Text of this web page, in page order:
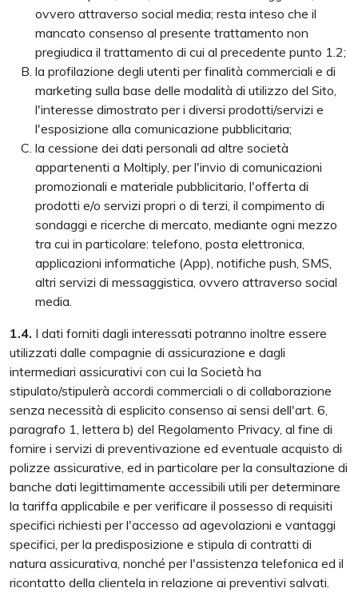
ovvero attraverso social media; resta inteso che il
mancato consenso al presente trattamento non
pregiudica il trattamento di cui al precedente punto 1.2;
la profilazione degli utenti per finalità commerciali e di
marketing sulla base delle modalità di utilizzo del Sito,
l'interesse dimostrato per i diversi prodotti/servizi e
l'esposizione alla comunicazione pubblicitaria;
la cessione dei dati personali ad altre società
appartenenti a Moltiply, per l'invio di comunicazioni
promozionali e materiale pubblicitario, l'offerta di
prodotti e/o servizi propri o di terzi, il compimento di
sondaggi e ricerche di mercato, mediante ogni mezzo
tra cui in particolare: telefono, posta elettronica,
applicazioni informatiche (App), notifiche push, SMS,
altri servizi di messaggistica, ovvero attraverso social
media.
1.4. I dati forniti dagli interessati potranno inoltre essere
utilizzati dalle compagnie di assicurazione e dagli
intermediari assicurativi con cui la Società ha
stipulato/stipulerà accordi commerciali o di collaborazione
senza necessità di esplicito consenso ai sensi dell'art. 6,
paragrafo 1, lettera b) del Regolamento Privacy, al fine di
fornire i servizi di preventivazione ed eventuale acquisto di
polizze assicurative, ed in particolare per la consultazione di
banche dati legittimamente accessibili utili per determinare
la tariffa applicabile e per verificare il possesso di requisiti
specifici richiesti per l'accesso ad agevolazioni e vantaggi
specifici, per la predisposizione e stipula di contratti di
natura assicurativa, nonché per l'assistenza telefonica ed il
ricontatto della clientela in relazione ai preventivi salvati.